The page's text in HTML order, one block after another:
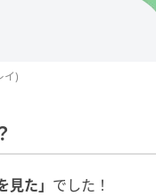
イ)
見た」 でした！